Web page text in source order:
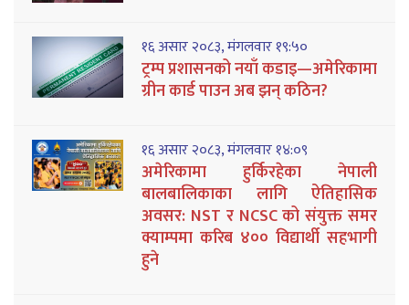
१६ असार २०८३, मंगलवार १९:५०
ट्रम्प प्रशासनको नयाँ कडाइ—अमेरिकामा
ग्रीन कार्ड पाउन अब झन् कठिन?
१६ असार २०८३, मंगलवार १४:०९
अमेरिकामा हुर्किरहेका नेपाली
बालबालिकाका लागि ऐतिहासिक
अवसर: NST र NCSC को संयुक्त समर
क्याम्पमा करिब ४०० विद्यार्थी सहभागी
हुने